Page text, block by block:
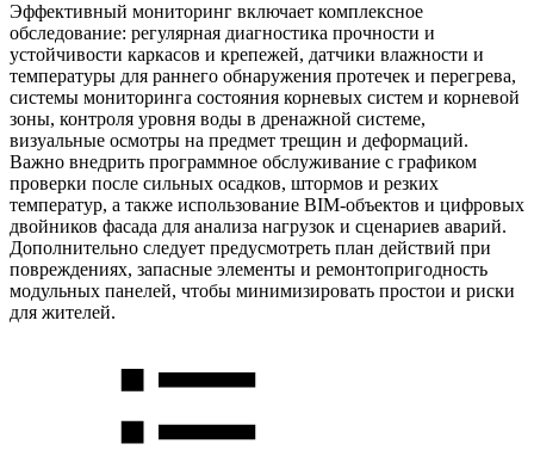
Эффективный мониторинг включает комплексное
обследование: регулярная диагностика прочности и
устойчивости каркасов и крепежей, датчики влажности и
температуры для раннего обнаружения протечек и перегрева,
системы мониторинга состояния корневых систем и корневой
зоны, контроля уровня воды в дренажной системе,
визуальные осмотры на предмет трещин и деформаций.
Важно внедрить программное обслуживание с графиком
проверки после сильных осадков, штормов и резких
температур, а также использование BIM-объектов и цифровых
двойников фасада для анализа нагрузок и сценариев аварий.
Дополнительно следует предусмотреть план действий при
повреждениях, запасные элементы и ремонтопригодность
модульных панелей, чтобы минимизировать простои и риски
для жителей.